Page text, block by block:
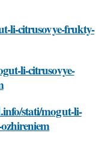
li-citrusovye-frukty-
li-citrusovye-
stati/mogut-li-